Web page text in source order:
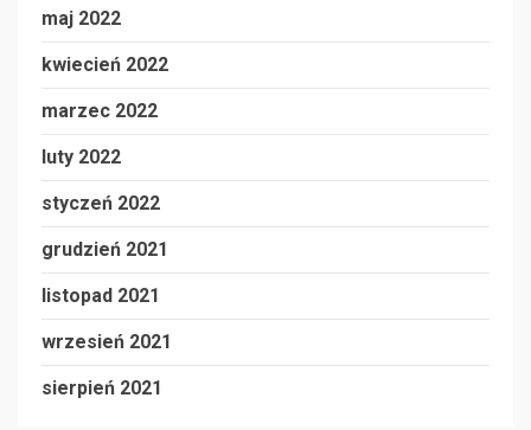
maj 2022
kwiecień 2022
marzec 2022
luty 2022
styczeń 2022
grudzień 2021
listopad 2021
wrzesień 2021
sierpień 2021